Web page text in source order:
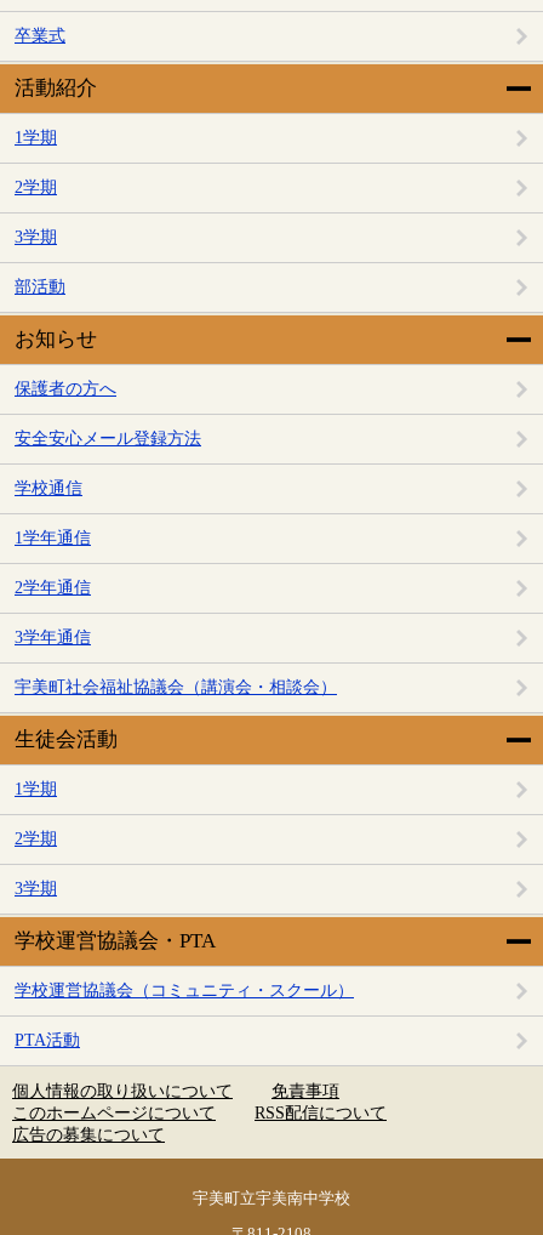
卒業式
活動紹介
1学期
2学期
3学期
部活動
お知らせ
保護者の方へ
安全安心メール登録方法
学校通信
1学年通信
2学年通信
3学年通信
宇美町社会福祉協議会（講演会・相談会）
生徒会活動
1学期
2学期
3学期
学校運営協議会・PTA
学校運営協議会（コミュニティ・スクール）
PTA活動
個人情報の取り扱いについて
免責事項
このホームページについて
RSS配信について
広告の募集について
宇美町立宇美南中学校